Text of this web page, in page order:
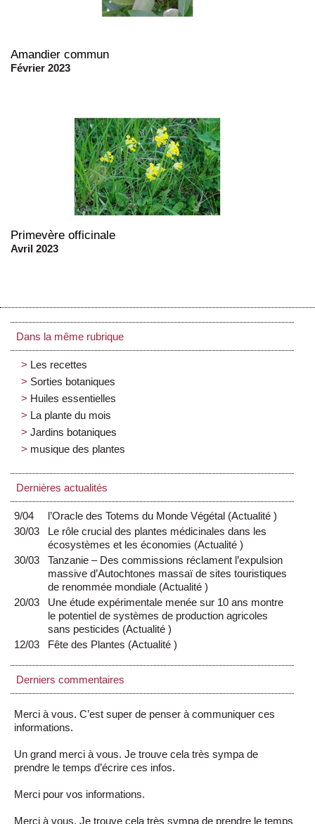
Amandier commun
Février 2023
Primevère officinale
Avril 2023
Dans la même rubrique
Les recettes
Sorties botaniques
Huiles essentielles
La plante du mois
Jardins botaniques
musique des plantes
Dernières actualités
9/04 l’Oracle des Totems du Monde Végétal (Actualité)
30/03
Le rôle crucial des plantes médicinales dans les
écosystèmes et les économies (Actualité)
30/03
Tanzanie – Des commissions réclament l’expulsion
massive d’Autochtones massaï de sites touristiques
de renommée mondiale (Actualité)
20/03
Une étude expérimentale menée sur 10 ans montre
le potentiel de systèmes de production agricoles
sans pesticides (Actualité)
12/03
Fête des Plantes (Actualité)
Derniers commentaires
Merci à vous. C’est super de penser à communiquer ces
informations.
Un grand merci à vous. Je trouve cela très sympa de
prendre le temps d’écrire ces infos.
Merci pour vos informations.
Merci à vous. Je trouve cela très sympa de prendre le temps